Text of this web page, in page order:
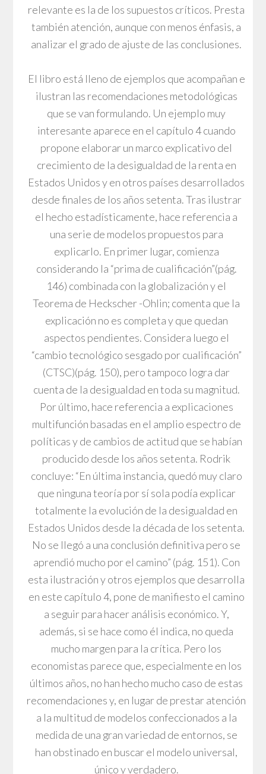
relevante es la de los supuestos críticos. Presta
también atención, aunque con menos énfasis, a
analizar el grado de ajuste de las conclusiones.
El libro está lleno de ejemplos que acompañan e
ilustran las recomendaciones metodológicas
que se van formulando. Un ejemplo muy
interesante aparece en el capítulo 4 cuando
propone elaborar un marco explicativo del
crecimiento de la desigualdad de la renta en
Estados Unidos y en otros países desarrollados
desde finales de los años setenta. Tras ilustrar
el hecho estadísticamente, hace referencia a
una serie de modelos propuestos para
explicarlo. En primer lugar, comienza
considerando la “prima de cualificación”(pág.
146) combinada con la globalización y el
Teorema de Heckscher -Ohlin; comenta que la
explicación no es completa y que quedan
aspectos pendientes. Considera luego el
“cambio tecnológico sesgado por cualificación”
(CTSC)(pág. 150), pero tampoco logra dar
cuenta de la desigualdad en toda su magnitud.
Por último, hace referencia a explicaciones
multifunción basadas en el amplio espectro de
políticas y de cambios de actitud que se habían
producido desde los años setenta. Rodrik
concluye: “En última instancia, quedó muy claro
que ninguna teoría por sí sola podía explicar
totalmente la evolución de la desigualdad en
Estados Unidos desde la década de los setenta.
No se llegó a una conclusión definitiva pero se
aprendió mucho por el camino” (pág. 151). Con
esta ilustración y otros ejemplos que desarrolla
en este capítulo 4, pone de manifiesto el camino
a seguir para hacer análisis económico. Y,
además, si se hace como él indica, no queda
mucho margen para la crítica. Pero los
economistas parece que, especialmente en los
últimos años, no han hecho mucho caso de estas
recomendaciones y, en lugar de prestar atención
a la multitud de modelos confeccionados a la
medida de una gran variedad de entornos, se
han obstinado en buscar el modelo universal,
único y verdadero.